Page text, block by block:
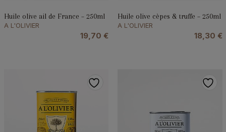
Huile olive ail de France – 250ml
A L'OLIVIER
19,70 €
Huile olive cèpes & truffe – 250ml
A L'OLIVIER
18,30 €